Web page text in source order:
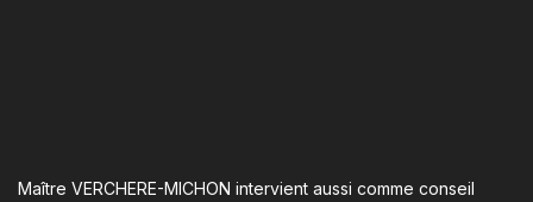
Maître VERCHERE-MICHON intervient aussi comme conseil